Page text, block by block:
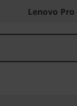
Lenovo Pro